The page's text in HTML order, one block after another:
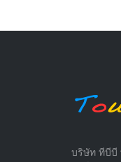
บริษัท ทีบีบี